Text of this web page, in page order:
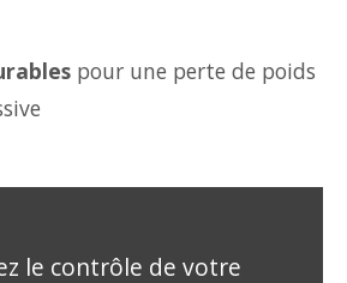
pour une perte de poids
le contrôle de votre